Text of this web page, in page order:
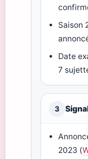
Saison
Date
7
3
2023 (